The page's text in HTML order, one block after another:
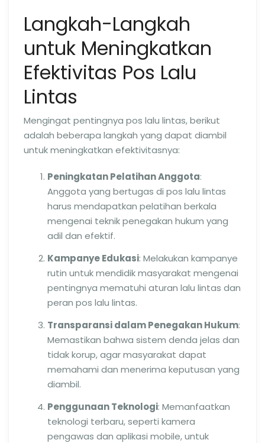
Langkah-Langkah
untuk Meningkatkan
Efektivitas Pos Lalu
Lintas
Mengingat pentingnya pos lalu lintas, berikut
adalah beberapa langkah yang dapat diambil
untuk meningkatkan efektivitasnya:
Peningkatan Pelatihan Anggota:
Anggota yang bertugas di pos lalu lintas
harus mendapatkan pelatihan berkala
mengenai teknik penegakan hukum yang
adil dan efektif.
Kampanye Edukasi: Melakukan kampanye
rutin untuk mendidik masyarakat mengenai
pentingnya mematuhi aturan lalu lintas dan
peran pos lalu lintas.
Transparansi dalam Penegakan Hukum:
Memastikan bahwa sistem denda jelas dan
tidak korup, agar masyarakat dapat
memahami dan menerima keputusan yang
diambil.
Penggunaan Teknologi: Memanfaatkan
teknologi terbaru, seperti kamera
pengawas dan aplikasi mobile, untuk